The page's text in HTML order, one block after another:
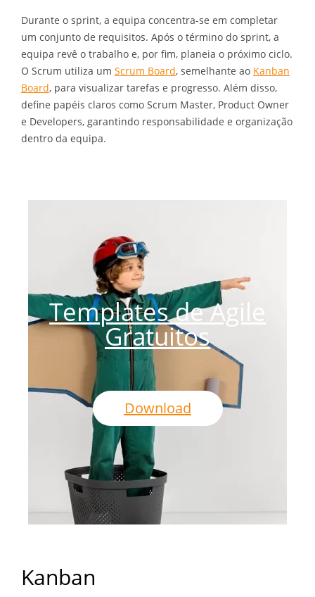
Durante o sprint, a equipa concentra-se em completar
um conjunto de requisitos. Após o término do sprint, a
equipa revê o trabalho e, por fim, planeia o próximo ciclo.
O Scrum utiliza um Scrum Board, semelhante ao Kanban
Board, para visualizar tarefas e progresso. Além disso,
define papéis claros como Scrum Master, Product Owner
e Developers, garantindo responsabilidade e organização
dentro da equipa.
Templates de Agile
Gratuitos
Download
Kanban